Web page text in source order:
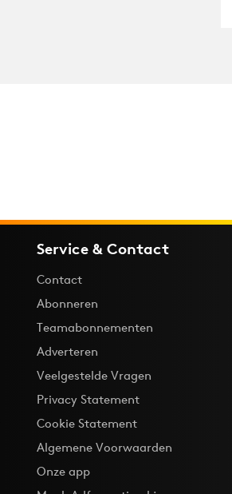
Service & Contact
Contact
Abonneren
Teamabonnementen
Adverteren
Veelgestelde Vragen
Privacy Statement
Cookie Statement
Algemene Voorwaarden
Onze app